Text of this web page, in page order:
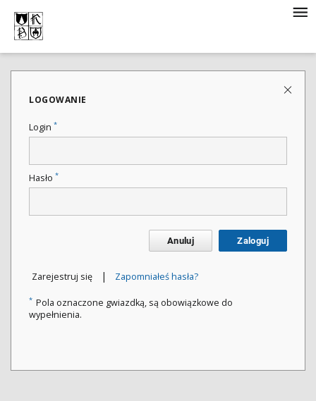
LOGOWANIE
Login *
Hasło *
Anuluj Zaloguj
Zarejestruj się | Zapomniałeś hasła?
* Pola oznaczone gwiazdką, są obowiązkowe do
wypełnienia.